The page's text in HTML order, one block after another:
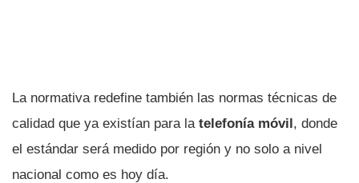
La normativa redefine también las normas técnicas de
calidad que ya existí­an para la telefoní­a móvil, donde
el estándar será medido por región y no solo a nivel
nacional como es hoy dí­a.